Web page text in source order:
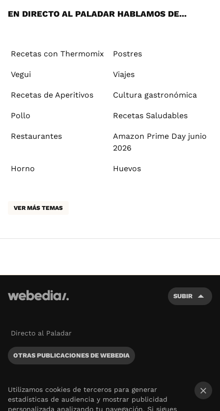
EN DIRECTO AL PALADAR HABLAMOS DE...
Recetas con Thermomix Postres
Vegui Viajes
Recetas de Aperitivos Cultura gastronómica
Pollo Recetas Saludables
Restaurantes
Amazon Prime Day junio
2026
Horno Huevos
VER MÁS TEMAS
SUBIR
Directo al Paladar
OTRAS PUBLICACIONES DE WEBEDIA
Utilizamos cookies de terceros para generar
estadísticas de audiencia y mostrar publicidad
personalizada analizando tu navegación. Si sigues